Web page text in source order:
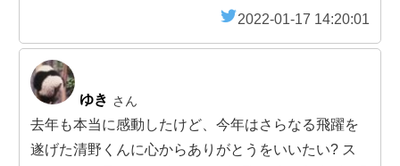
2022-01-17 14:20:01
ゆき さん
去年も本当に感動したけど、今年はさらなる飛躍を
遂げた清野くんに心からありがとうをいいたい? ス